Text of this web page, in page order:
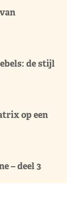
de stijl
op een
– deel 3